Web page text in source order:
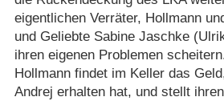
eigentlichen Verräter, Hollmann
und Geliebte Sabine Jaschke
ihren eigenen Problemen
Hollmann findet im Keller das
Andrej erhalten hat, und stellt